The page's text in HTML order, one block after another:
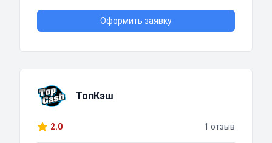
Оформить заявку
ТопКэш
2.0 1 отзыв